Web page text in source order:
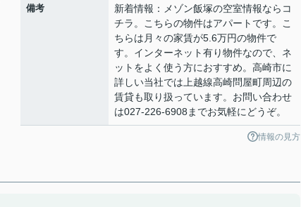
備考
新着情報：メゾン飯塚の空室情報ならコ
チラ。こちらの物件はアパートです。こ
ちらは月々の家賃が5.6万円の物件で
す。インターネット有り物件なので、ネ
ットをよく使う方におすすめ。高崎市に
詳しい当社では上越線高崎問屋町周辺の
賃貸も取り扱っています。お問い合わせ
は027-226-6908までお気軽にどうぞ。
情報の見方